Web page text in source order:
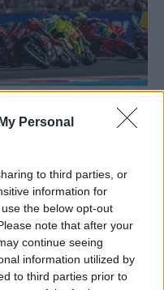
Personal
to third parties, or
information for
the below opt-out
note that after your
continue seeing
information utilized by
to third parties prior to
adatai,
Balaton Park